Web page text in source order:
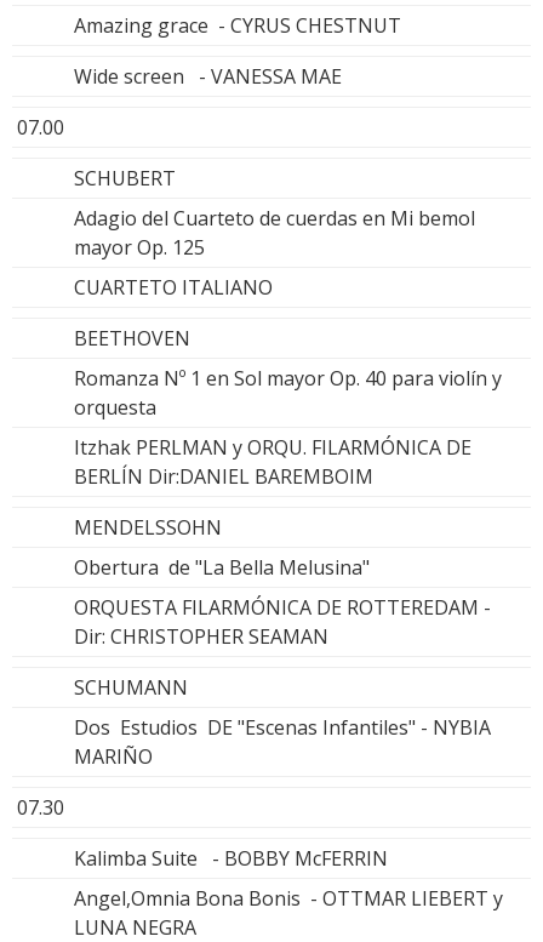
Amazing grace - CYRUS CHESTNUT
Wide screen - VANESSA MAE
07.00
SCHUBERT
Adagio del Cuarteto de cuerdas en Mi bemol
mayor Op. 125
CUARTETO ITALIANO
BEETHOVEN
Romanza Nº 1 en Sol mayor Op. 40 para violín y
orquesta
Itzhak PERLMAN y ORQU. FILARMÓNICA DE
BERLÍN Dir:DANIEL BAREMBOIM
MENDELSSOHN
Obertura de "La Bella Melusina"
ORQUESTA FILARMÓNICA DE ROTTEREDAM -
Dir: CHRISTOPHER SEAMAN
SCHUMANN
Dos Estudios DE "Escenas Infantiles" - NYBIA
MARIÑO
07.30
Kalimba Suite - BOBBY McFERRIN
Angel,Omnia Bona Bonis - OTTMAR LIEBERT y
LUNA NEGRA